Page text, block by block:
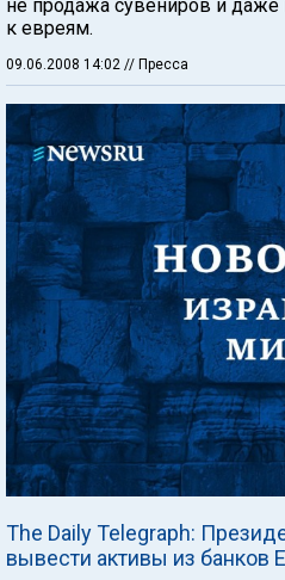
не продажа сувениров и даже
к евреям.
09.06.2008 14:02 // Пресса
The Daily Telegraph:
вывести активы из банков